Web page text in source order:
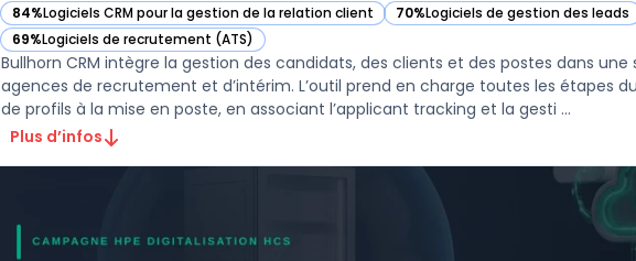
84%Logiciels CRM pour la gestion de la relation client
— voir Bullhorn CRM dans cette catégorie 70%Logiciels de gestion des leads
— voir Bullhorn CRM dans cette
69%Logiciels de recrutement (ATS)
— voir Bullhorn CRM dans cette catégorie
Bullhorn CRM intègre la gestion des candidats, des clients et des postes dans
agences de recrutement et d’intérim. L’outil prend en charge toutes les étapes
de profils à la mise en poste, en associant l’applicant tracking et la gesti ...
Plus d’infos